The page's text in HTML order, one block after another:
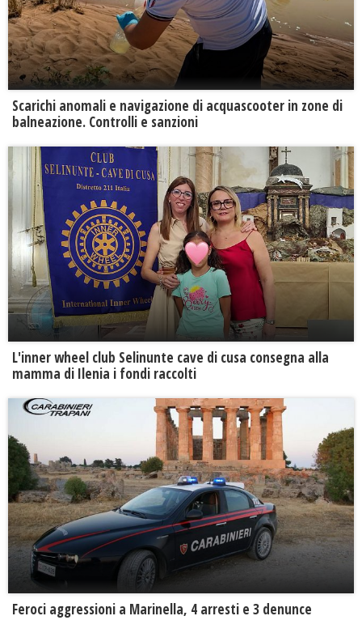
Scarichi anomali e navigazione di acquascooter in zone di
balneazione. Controlli e sanzioni
L'inner wheel club Selinunte cave di cusa consegna alla
mamma di Ilenia i fondi raccolti
Feroci aggressioni a Marinella, 4 arresti e 3 denunce